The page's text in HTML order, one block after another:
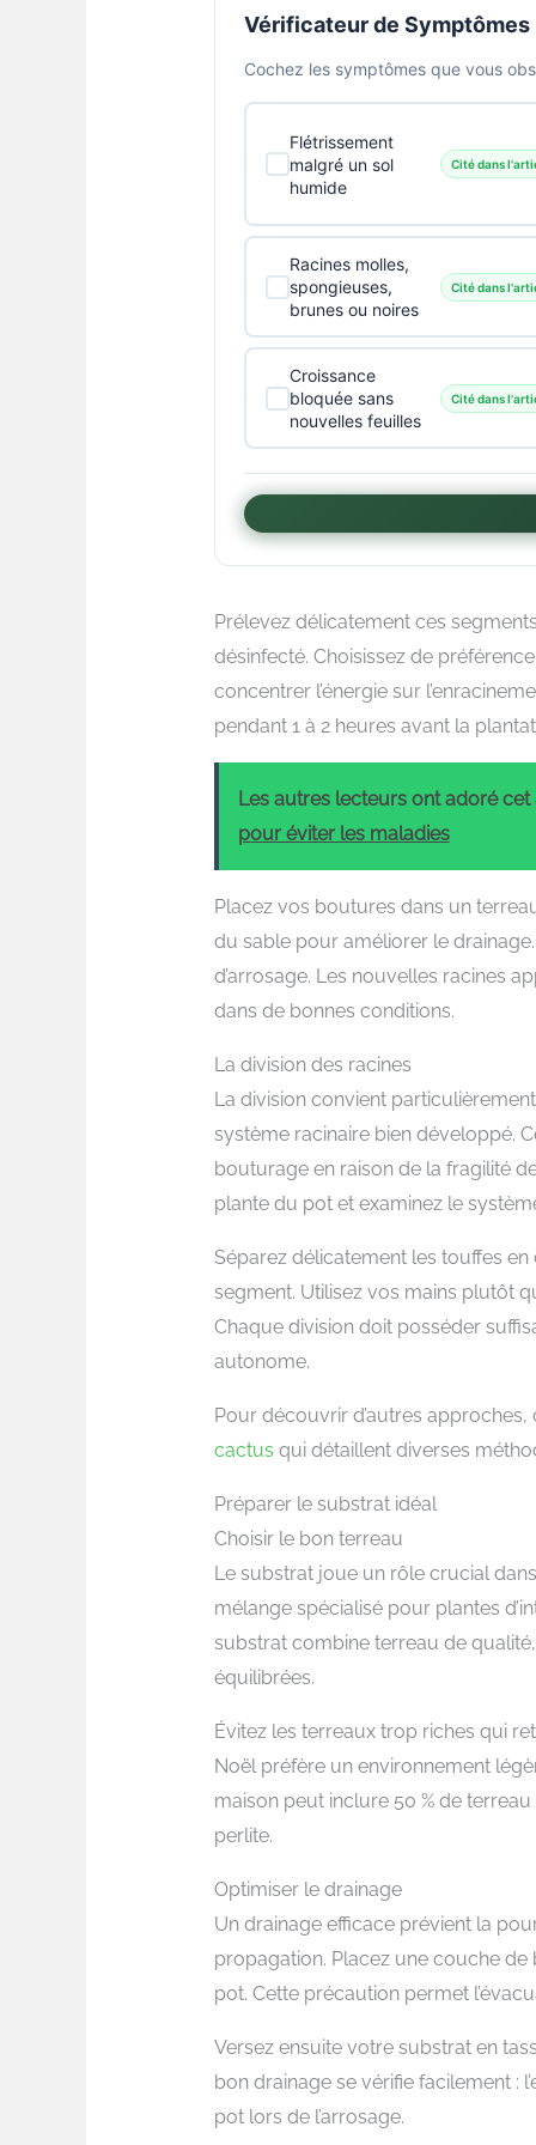
Vérificateur de Symptômes
Cochez les symptômes que vous
Flétrissement
malgré un sol
humide
Cité dans
Racines molles,
spongieuses,
brunes ou noires
Cité dans
Croissance
bloquée sans
nouvelles feuilles
Cité dans
Prélevez délicatement ces
désinfecté. Choisissez de
concentrer l’énergie sur
pendant 1 à 2 heures avant la
Les autres lecteurs ont adoré cet
pour éviter les maladies
Placez vos boutures dans un
du sable pour améliorer le
d’arrosage. Les nouvelles racines
dans de bonnes conditions.
La division des racines
La division convient
système racinaire bien développé.
bouturage en raison de la fragilité
plante du pot et examinez le
Séparez délicatement les touffes
segment. Utilisez vos mains plutôt
Chaque division doit posséder
autonome.
Pour découvrir d’autres
cactus qui détaillent diverses
Préparer le substrat idéal
Choisir le bon terreau
Le substrat joue un rôle crucial
mélange spécialisé pour plantes
substrat combine terreau de
équilibrées.
Évitez les terreaux trop riches qui
Noël préfère un environnement
maison peut inclure 50 % de
perlite.
Optimiser le drainage
Un drainage efficace prévient la
propagation. Placez une couche de
pot. Cette précaution permet
Versez ensuite votre substrat en
bon drainage se vérifie facilement :
pot lors de l’arrosage.